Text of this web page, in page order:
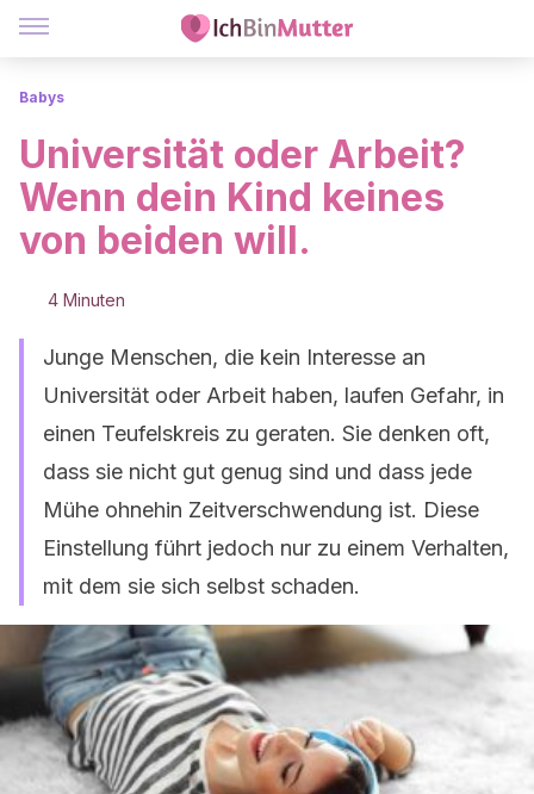
Babys
Universität oder Arbeit?
Wenn dein Kind keines
von beiden will.
4 Minuten
Junge Menschen, die kein Interesse an
Universität oder Arbeit haben, laufen Gefahr, in
einen Teufelskreis zu geraten. Sie denken oft,
dass sie nicht gut genug sind und dass jede
Mühe ohnehin Zeitverschwendung ist. Diese
Einstellung führt jedoch nur zu einem Verhalten,
mit dem sie sich selbst schaden.